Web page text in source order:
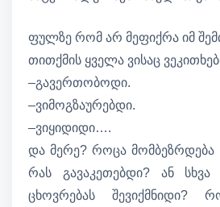
ფულზე რომ არ მეფიქრა იმ
თითქმის ყველა ვისაც
–გავერთობოდი.
–ვიმოგზაურებდი.
–ვიყიდიდი….
და მერე? როცა მომბეზრდება
რას გავაკეთებდი? ან
ცხოვრებას შევიქმნიდი?